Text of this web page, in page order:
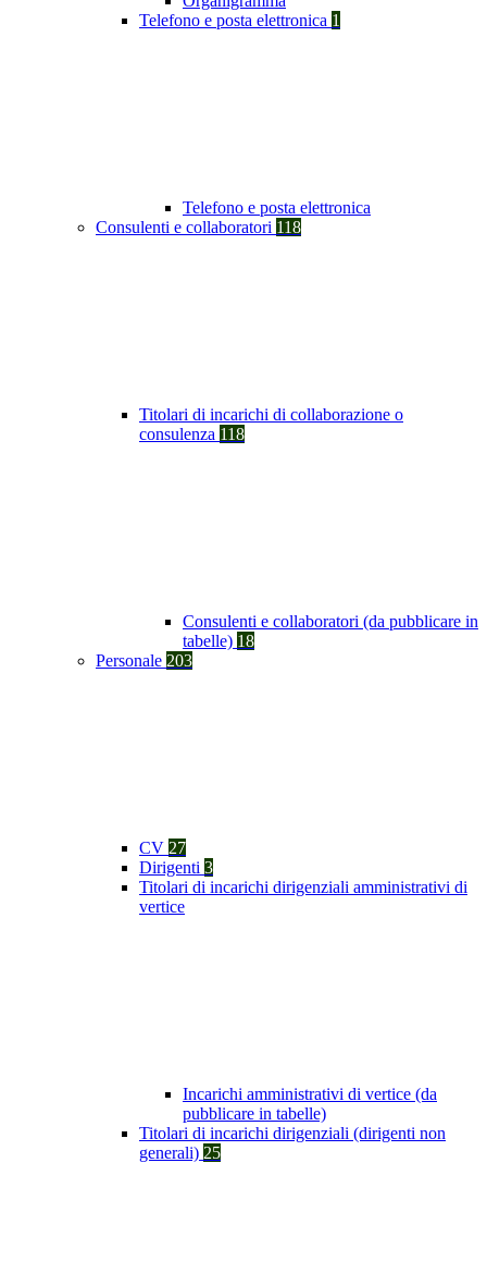
Telefono e posta elettronica 1
Telefono e posta elettronica
Consulenti e collaboratori 118
Titolari di incarichi di collaborazione o
consulenza 118
Consulenti e collaboratori (da pubblicare in
tabelle) 18
Personale 203
CV 27
Dirigenti 3
Titolari di incarichi dirigenziali amministrativi di
vertice
Incarichi amministrativi di vertice (da
pubblicare in tabelle)
Titolari di incarichi dirigenziali (dirigenti non
generali) 25